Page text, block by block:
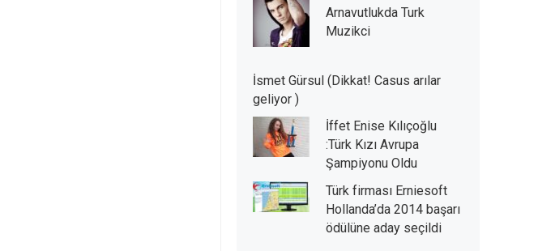
Arnavutlukda Turk
Muzikci
İsmet Gürsul (Dikkat! Casus arılar
geliyor )
İffet Enise Kılıçoğlu
:Türk Kızı Avrupa
Şampiyonu Oldu
Türk firması Erniesoft
Hollanda’da 2014 başarı
ödülüne aday seçildi